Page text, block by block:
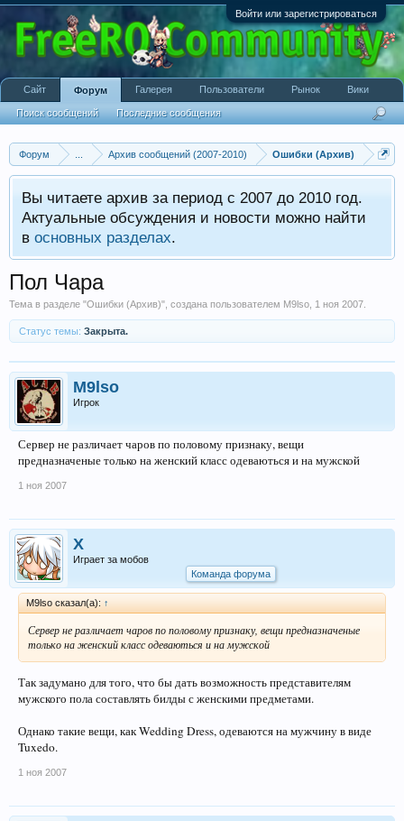
Войти или зарегистрироваться
Форум Архив сообщений (2007-2010) Ошибки (Архив)
Вы читаете архив за период с 2007 до 2010 год.
Актуальные обсуждения и новости можно найти
в основных разделах.
Пол Чара
Тема в разделе "Ошибки (Архив)", создана пользователем M9lso 1 ноя 2007
Статус темы: Закрыта.
M9lso
Игрок
Сервер не различает чаров по половому признаку, вещи
предназначеные только на женский класс одеваються и на мужской
1 ноя 2007
X
Играет за мобов
Команда форума
M9lso сказал(а): ↑
Сервер не различает чаров по половому признаку, вещи предназначеные
только на женский класс одеваються и на мужской
Так задумано для того, что бы дать возможность представителям
мужского пола составлять билды с женскими предметами.
Однако такие вещи, как Wedding Dress, одеваются на мужчину в виде
Tuxedo.
1 ноя 2007
Сайт Форум
Поиск сообщений Последние сообщения
Галерея Пользователи Рынок Вики